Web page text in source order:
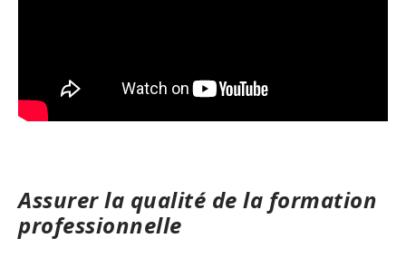
Assurer la qualité de la formation
professionnelle